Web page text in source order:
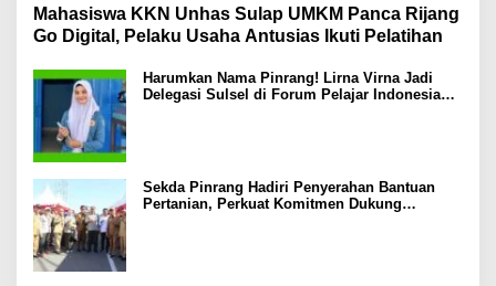
Mahasiswa KKN Unhas Sulap UMKM Panca Rijang
Go Digital, Pelaku Usaha Antusias Ikuti Pelatihan
Harumkan Nama Pinrang! Lirna Virna Jadi
Delegasi Sulsel di Forum Pelajar Indonesia
Sekda Pinrang Hadiri Penyerahan Bantuan
Pertanian, Perkuat Komitmen Dukung